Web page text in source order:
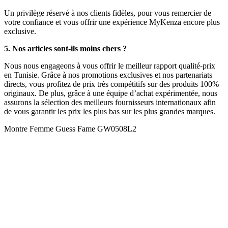
Un privilège réservé à nos clients fidèles, pour vous remercier de
votre confiance et vous offrir une expérience MyKenza encore plus
exclusive.
5. Nos articles sont-ils moins chers ?
Nous nous engageons à vous offrir le meilleur rapport qualité-prix
en Tunisie. Grâce à nos promotions exclusives et nos partenariats
directs, vous profitez de prix très compétitifs sur des produits 100%
originaux. De plus, grâce à une équipe d’achat expérimentée, nous
assurons la sélection des meilleurs fournisseurs internationaux afin
de vous garantir les prix les plus bas sur les plus grandes marques.
Montre Femme Guess Fame GW0508L2